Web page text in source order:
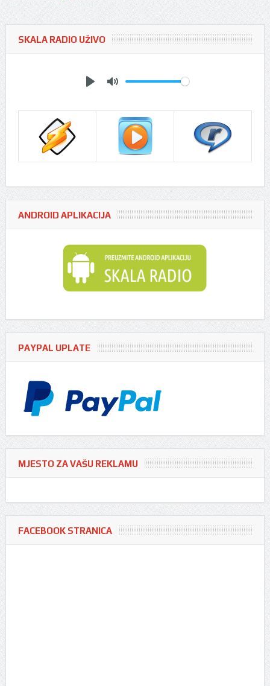
SKALA RADIO UŽIVO
ANDROID APLIKACIJA
PAYPAL UPLATE
MJESTO ZA VAŠU REKLAMU
FACEBOOK STRANICA